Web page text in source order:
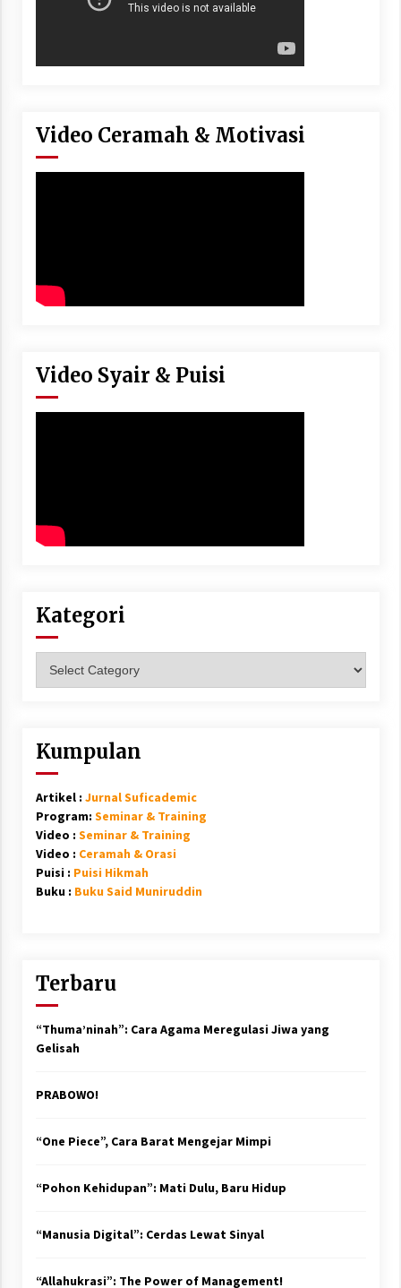
Video Ceramah & Motivasi
Video Syair & Puisi
Kategori
Kumpulan
Artikel : Jurnal Suficademic
Program: Seminar & Training
Video : Seminar & Training
Video : Ceramah & Orasi
Puisi : Puisi Hikmah
Buku : Buku Said Muniruddin
Terbaru
“Thuma’ninah”: Cara Agama Meregulasi Jiwa yang
Gelisah
PRABOWO!
“One Piece”, Cara Barat Mengejar Mimpi
“Pohon Kehidupan”: Mati Dulu, Baru Hidup
“Manusia Digital”: Cerdas Lewat Sinyal
“Allahukrasi”: The Power of Management!